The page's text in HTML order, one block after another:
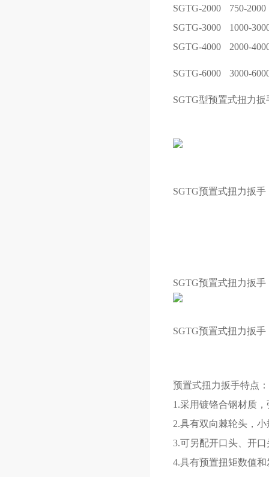
SGTG-2000
750-2000
SGTG-3000
1000-
SGTG-4000
2000-
SGTG-6000 3000-
SGTG型预置式扭力
SGTG预置式扭力扳
SGTG预置式扭力扳
SGTG预置式扭力扳
预置式扭力扳手特点：
1.采用镀铬合钢材质
2.具有双向棘轮头，
3.可另配开口头、开
4.具有预置扭矩数值